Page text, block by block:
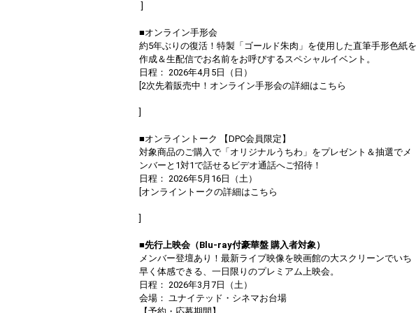
■オンライン手形会
約5年ぶりの復活！特製「ゴールド朱肉」を使用した直筆手形色紙を
作成＆生配信でお名前をお呼びするスペシャルイベント。
日程： 2026年4月5日（日）
[2次先着販売中！オンライン手形会の詳細はこちら
■オンライントーク 【DPC会員限定】
対象商品のご購入で「オリジナルうちわ」をプレゼント＆抽選でメ
ンバーと1対1で話せるビデオ通話へご招待！
日程： 2026年5月16日（土）
[オンライントークの詳細はこちら
■先行上映会（Blu-ray付豪華盤 購入者対象）
メンバー登壇あり！最新ライブ映像を映画館の大スクリーンでいち
早く体感できる、一日限りのプレミアム上映会。
日程： 2026年3月7日（土）
会場： ユナイテッド・シネマお台場